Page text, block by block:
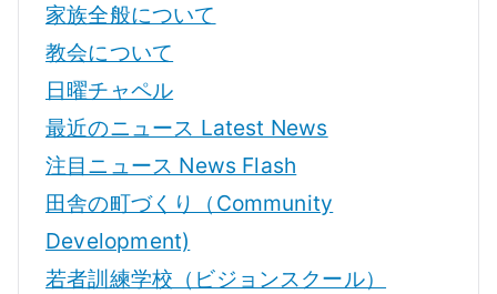
家族全般について
教会について
日曜チャペル
最近のニュース Latest News
注目ニュース News Flash
田舎の町づくり（Community
Development)
若者訓練学校（ビジョンスクール）